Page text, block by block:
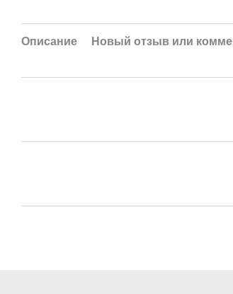
Описание Новый отзыв или